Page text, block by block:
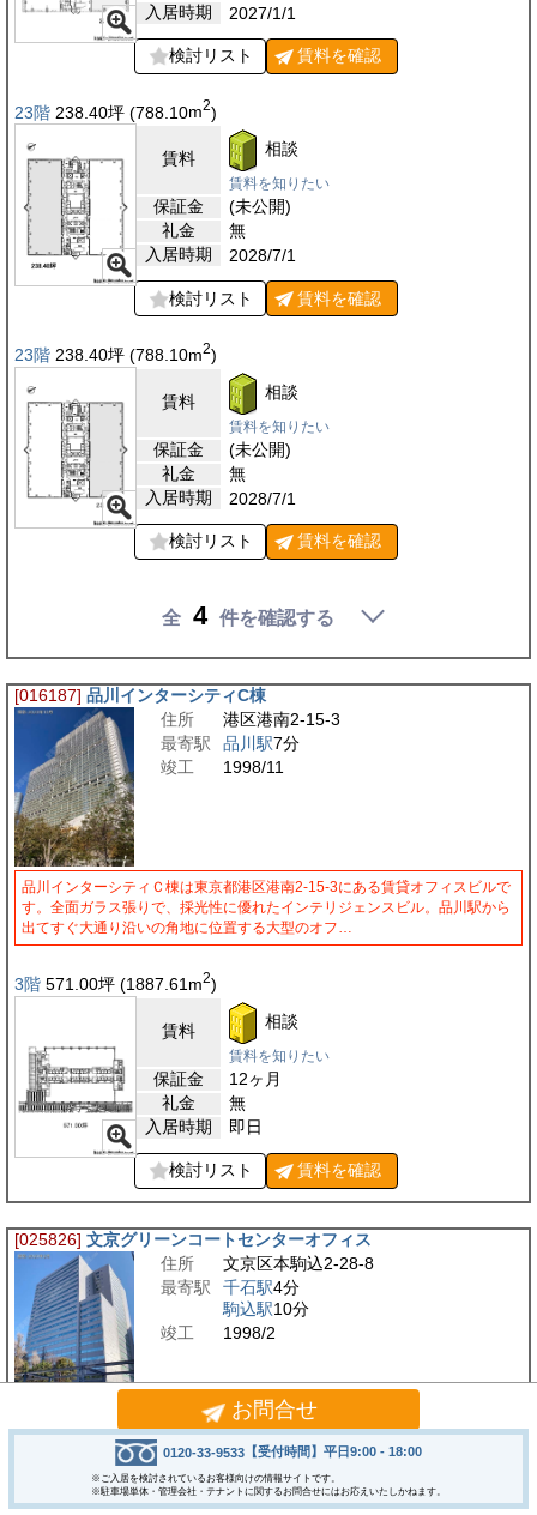
入居時期
2027/1/1
検討リスト 賃料を確認
23階 238.40坪 (788.10m2)
賃料 相談
賃料を知りたい
保証金
(未公開)
礼金
無
入居時期
2028/7/1
検討リスト 賃料を確認
23階 238.40坪 (788.10m2)
賃料 相談
賃料を知りたい
保証金
(未公開)
礼金
無
入居時期
2028/7/1
検討リスト 賃料を確認
全 4 件を確認する
[016187] 品川インターシティC棟
住所
港区港南2-15-3
最寄駅
品川駅7分
竣工
1998/11
品川インターシティＣ棟は東京都港区港南2-15-3にある賃貸オフィスビルで
す。全面ガラス張りで、採光性に優れたインテリジェンスビル。品川駅から
出てすぐ大通り沿いの角地に位置する大型のオフ…
3階 571.00坪 (1887.61 m2)
賃料 相談
賃料を知りたい
保証金
12ヶ月
礼金
無
入居時期
即日
検討リスト 賃料を確認
[025826] 文京グリーンコートセンターオフィス
住所
文京区本駒込2-28-8
最寄駅
千石駅4分
駒込駅10分
竣工
1998/2
文京グリーンコートセンターオフィスは、文京区本駒込に立地する大規模な
賃貸オフィスビルです。不忍通りに面した視認性の高い場所に位置し、来訪
者にもわかりやすい立地となっています。周辺は…
お問合せ
0120-33-9533 【受付時間】平日9:00 - 18:00
※ご入居を検討されているお客様向けの情報サイトです。
※駐車場単体・管理会社・テナントに関するお問合せにはお応えいたしかねます。